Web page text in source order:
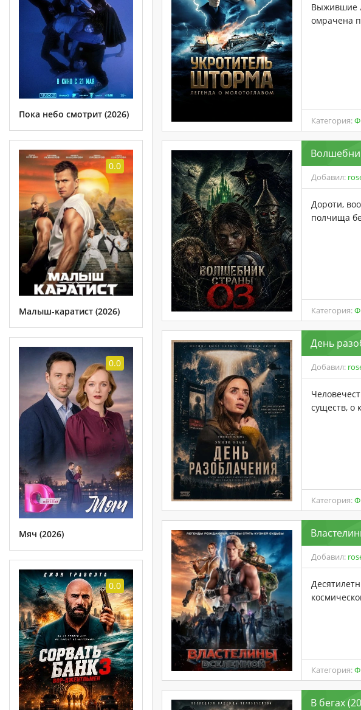
Пока небо смотрит (2026)
0.0
Малыш-каратист (2026)
0.0
Мяч (2026)
0.0
Выжившие
омрачена
Категория:
Добавил:
Дороти,
полчища
Категория:
День
Добавил:
существ, о
Категория:
Добавил:
Категория:
В бегах